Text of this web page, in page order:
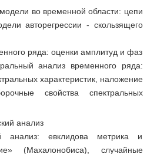
во временной области: цепи
авторегрессии - скользящего
ряда: оценки амплитуд и фаз
анализ временного ряда:
характеристик, наложение
свойства спектральных
анализ
анализ: евклидова метрика и
(Махалонобиса), случайные